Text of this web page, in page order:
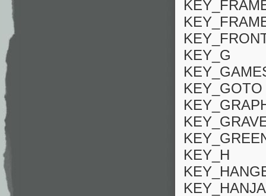
KEY_G
KEY_GOTO
KEY_H
KEY_HANJA